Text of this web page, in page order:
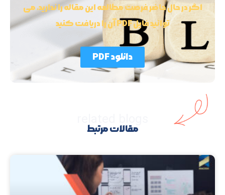
اگر در حال حاضر فرصت مطالعه این مقاله را ندارید، می
توانید فایل PDF آن را دریافت کنید
دانلود PDF
مقالات مرتبط